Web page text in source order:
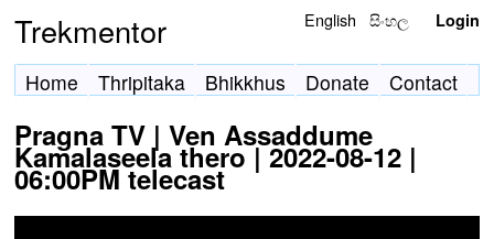
Trekmentor English සිංහල Login
Home Thripitaka Bhikkhus Donate Contact
Pragna TV | Ven Assaddume
Kamalaseela thero | 2022-08-12 |
06:00PM telecast